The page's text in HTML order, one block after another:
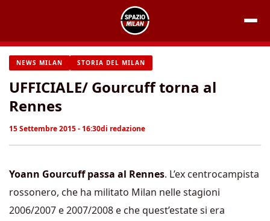
contenuto
NEWS MILAN STORIA DEL MILAN
UFFICIALE/ Gourcuff torna al
Rennes
15 Settembre 2015 - 16:30di redazione
Yoann Gourcuff passa al Rennes. L’ex centrocampista
rossonero, che ha militato Milan nelle stagioni
2006/2007 e 2007/2008 e che quest’estate si era